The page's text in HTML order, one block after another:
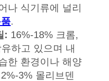
나 식기류에 널리
.
: 16%-18% 크롬,
하고 있으며 내
한 환경이나 해양
3% 몰리브덴